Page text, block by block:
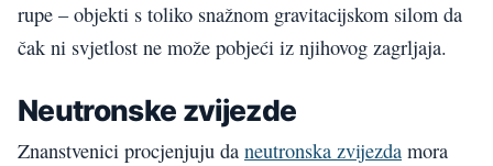
rupe – objekti s toliko snažnom gravitacijskom silom da
čak ni svjetlost ne može pobjeći iz njihovog zagrljaja.
Neutronske zvijezde
Znanstvenici procjenjuju da neutronska zvijezda mora